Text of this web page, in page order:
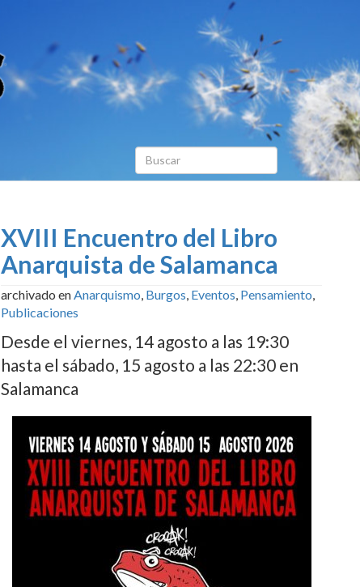
XVIII Encuentro del Libro
Anarquista de Salamanca
archivado enAnarquismo, Burgos, Eventos, Pensamiento,
Publicaciones
Desde el viernes, 14 agosto a las 19:30
hasta el sábado, 15 agosto a las 22:30 en
Salamanca